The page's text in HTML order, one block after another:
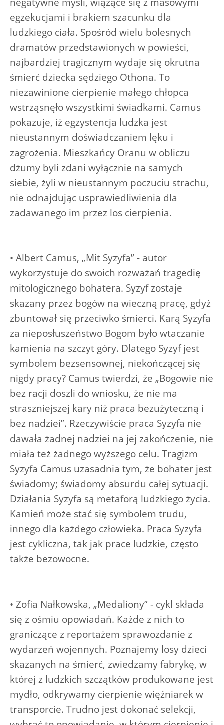
egzekucjami i brakiem szacunku dla
ludzkiego ciała. Spośród wielu bolesnych
dramatów przedstawionych w powieści,
najbardziej tragicznym wydaje się okrutna
śmierć dziecka sędziego Othona. To
niezawinione cierpienie małego chłopca
wstrząsnęło wszystkimi świadkami. Camus
pokazuje, iż egzystencja ludzka jest
nieustannym doświadczaniem lęku i
zagrożenia. Mieszkańcy Oranu w obliczu
dżumy byli zdani wyłącznie na samych
siebie, żyli w nieustannym poczuciu strachu,
nie odnajdując usprawiedliwienia dla
zadawanego im przez los cierpienia.
• Albert Camus, „Mit Syzyfa” - autor
wykorzystuje do swoich rozważań tragedię
mitologicznego bohatera. Syzyf zostaje
skazany przez bogów na wieczną pracę, gdyż
zbuntował się przeciwko śmierci. Karą Syzyfa
za nieposłuszeństwo Bogom było wtaczanie
kamienia na szczyt góry. Dlatego Syzyf jest
symbolem bezsensownej, niekończącej się
nigdy pracy? Camus twierdzi, że „Bogowie nie
bez racji doszli do wniosku, że nie ma
straszniejszej kary niż praca bezużyteczną i
bez nadziei”. Rzeczywiście praca Syzyfa nie
dawała żadnej nadziei na jej zakończenie, nie
miała też żadnego wyższego celu. Tragizm
Syzyfa Camus uzasadnia tym, że bohater jest
świadomy; świadomy absurdu całej sytuacji.
Działania Syzyfa są metaforą ludzkiego życia.
Kamień może stać się symbolem trudu,
innego dla każdego człowieka. Praca Syzyfa
jest cykliczna, tak jak prace ludzkie, często
także bezowocne.
• Zofia Nałkowska, „Medaliony” - cykl składa
się z ośmiu opowiadań. Każde z nich to
graniczące z reportażem sprawozdanie z
wydarzeń wojennych. Poznajemy losy dzieci
skazanych na śmierć, zwiedzamy fabrykę, w
której z ludzkich szczątków produkowane jest
mydło, odkrywamy cierpienie więźniarek w
transporcie. Trudno jest dokonać selekcji,